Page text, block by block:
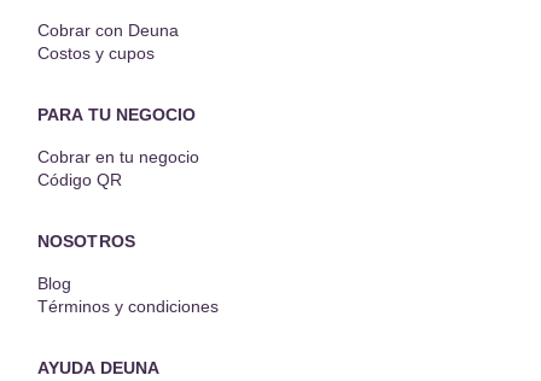
Cobrar con Deuna
Costos y cupos
PARA TU NEGOCIO
Cobrar en tu negocio
Código QR
NOSOTROS
Blog
Términos y condiciones
AYUDA DEUNA